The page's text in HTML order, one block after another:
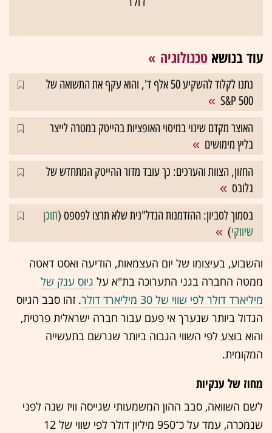
עוד בנושא טכנולוגיה
נתנו לקלוד להשקיע 50 אלף ד', והוא עקף את התשואה של
S&P 500
האוצר מקדם שינוי במיסוי האופציות בהייטק במטרה לייצר
בליץ מימושים
החזון, הצוות והערכים: כך עובד מדור ההייטק המתחדש של
גלובס
בסמוך לסביון: ההזדמנות הנדל"נית שלא תרצו לפספס (תוכן
שיווקי)
והשבוע, בעיצומו של יום העצמאות, הודיעה ואסט דאטה
ממטה החברה בגני התערוכה בת"א על גיוס ענק של
מיליארד דולר לפי שווי של 30 מיליארד דולר
. זהו סבב הגיוס
הגדול ביותר שנערך אי פעם עבור חברה ישראלית פרטית,
והוא בוצע לפי השווי הגבוה ביותר שנרשם בתעשייה
המקומית.
מחוז של ענקיות
לשם השוואה, סבב ההון המשמעותי שגייסה וויז שנה לפני
שנמכרה, עמד על כ־950 מיליון דולר לפי שווי של 12